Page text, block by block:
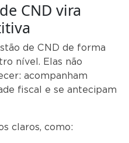
CND vira
de CND de forma
nível. Elas não
acompanham
fiscal e se antecipam
claros, como: